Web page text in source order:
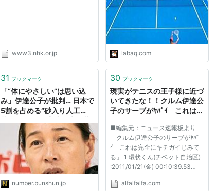
www3.nhk.or.jp labaq.com
31 ブックマーク
「“体にやさしい”は思い込
み」伊達公子が批判… 日本で
5割を占める“砂入り人工
案とは（山口奈緒美）
number.bunshun.jp
30 ブックマーク
現実がテニスの王子様に近づ
いてきたな！！クルム伊達公
子のサーブがﾔﾊﾞｲ これは完
■編集元：ニュース速報板より
「クルム伊達公子のサーブがﾔﾊﾞ
ｲ これは完全にキチガイじみて
る」 1 環状くん(チベット自治区)
:2011/01/21(金) 00:10:39.53
http://labaq.com/archives/51578
alfalfalfa.com